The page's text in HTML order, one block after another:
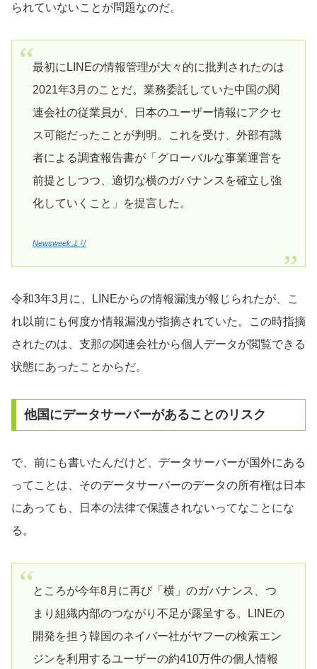
られていないことが問題なのだ。
最初にLINEの情報管理が大々的に批判されたのは
2021年3月のことだ。業務委託していた中国の関
連会社の従業員が、日本のユーザー情報にアクセ
ス可能だったことが判明。これを受け、外部有識
者による調査報告書が「グローバルな事業運営を
前提としつつ、適切な横のガバナンスを確立し強
化していくこと」を提言した。
Newsweekより
令和3年3月に、LINEからの情報漏洩が報じられたが、こ
れ以前にも何度か情報漏洩が指摘されていた。この時指摘
されたのは、支那の関連会社から個人データが閲覧できる
状態にあったことからだ。
他国にデータサーバーがあることのリスク
で、前にも書いたんだけど、データサーバーが国外にある
ってことは、そのデータサーバーのデータの所有権は日本
にあっても、日本の法律で保護されないってなことにな
る。
ところが今年8月に再び「横」のガバナンス、つ
まり組織内部のつながり不足が露呈する。LINEの
開発を担う韓国のネイバー社がヤフーの検索エン
ジンを利用するユーザーの約410万件の個人情報